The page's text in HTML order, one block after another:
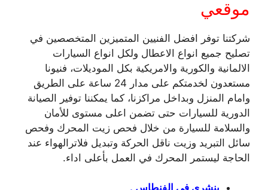
موقعي
شركتنا توفر افضل الفنيين المتميزين المتخصصين في
تصليح جميع انواع الاعطال ولكل انواع السيارات
الالمانية والكورية والامريكية بكل الموديلات، فنيونا
مستعدون لخدمتكم على مدار 24 ساعة على الطريق
وامام المنزل وبداخل مراكزنا، كما يمكننا توفير الصيانة
الدورية للسيارات حتى تضمن اعلى مستوى للأمان
والسلامة للسيارة من خلال فحص زيت المحرك وفحص
سائل التبريد وزيت ناقل الحركة وتبديل فلاترالهواء عند
الحاجة ليستمر المحرك في العمل بأعلى اداء.
بنشري في الفنطاس .